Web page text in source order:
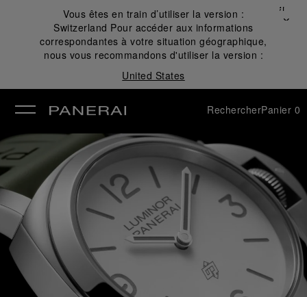
Vous êtes en train d’utiliser la version :
Switzerland Pour accéder aux informations
correspondantes à votre situation géographique,
nous vous recommandons d'utiliser la version :
United States
Fermer
✕
RechercherPanier 0